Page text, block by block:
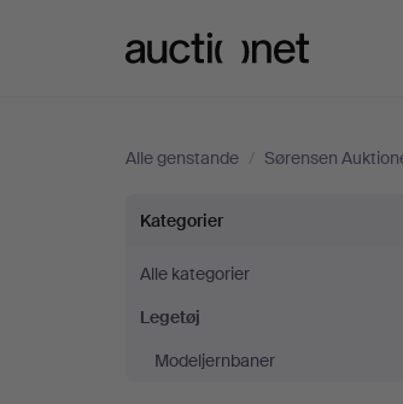
Alle genstande / Sørensen
Legetøj
hos
Sørensen
Kategorier
Alle kategorier
Legetøj
Modeljernbaner